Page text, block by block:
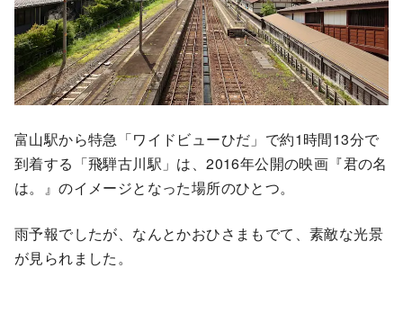
富山駅から特急「ワイドビューひだ」で約1時間13分で
到着する「飛騨古川駅」は、2016年公開の映画『君の名
は。』のイメージとなった場所のひとつ。
雨予報でしたが、なんとかおひさまもでて、素敵な光景
が見られました。